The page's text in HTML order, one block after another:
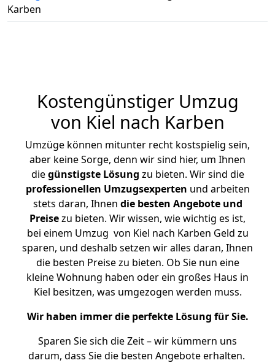
Karben
Kostengünstiger Umzug
von Kiel nach Karben
Umzüge können mitunter recht kostspielig sein,
aber keine Sorge, denn wir sind hier, um Ihnen
diegünstigste Lösung zu bieten. Wir sind die
professionellen Umzugsexperten und arbeiten
stets daran, Ihnen die besten Angebote und
Preisezu bieten. Wir wissen, wie wichtig es ist,
bei einem Umzug von Kiel nach Karben Geld zu
sparen, und deshalb setzen wir alles daran, Ihnen
die besten Preise zu bieten. Ob Sie nun eine
kleine Wohnung haben oder ein großes Haus in
Kiel besitzen, was umgezogen werden muss.
Wir haben immer die perfekte Lösung für Sie.
Sparen Sie sich die Zeit – wir kümmern uns
darum, dass Sie die besten Angebote erhalten.